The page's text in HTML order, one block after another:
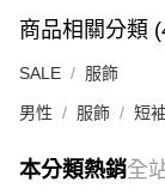
商品相關分類
SALE 服飾
男性 服飾 短袖
本分類熱銷全